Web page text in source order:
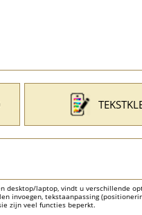
desktop/laptop, vindt u verschillende
invoegen, tekstaanpassing
zijn veel functies beperkt.